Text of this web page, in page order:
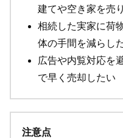
建てや空き家を売
相続した実家に荷
体の手間を減らし
広告や内覧対応を
で早く売却したい
注意点